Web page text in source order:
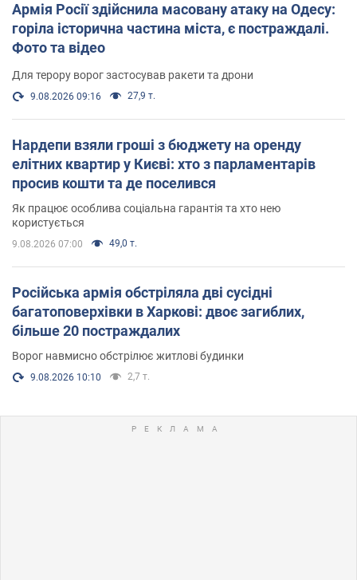
Армія Росії здійснила масовану атаку на Одесу:
горіла історична частина міста, є постраждалі.
Фото та відео
Для терору ворог застосував ракети та дрони
9.08.2026 09:16 27,9 т.
Нардепи взяли гроші з бюджету на оренду
елітних квартир у Києві: хто з парламентарів
просив кошти та де поселився
Як працює особлива соціальна гарантія та хто нею
користується
9.08.2026 07:00 49,0 т.
Російська армія обстріляла дві сусідні
багатоповерхівки в Харкові: двоє загиблих,
більше 20 постраждалих
Ворог навмисно обстрілює житлові будинки
9.08.2026 10:10 2,7 т.